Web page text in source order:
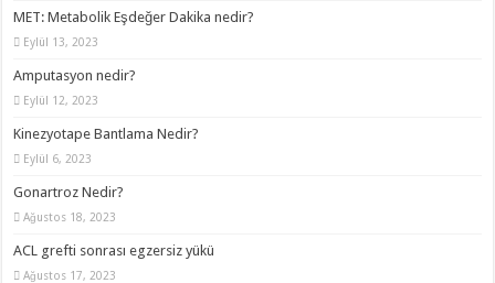
MET: Metabolik Eşdeğer Dakika nedir?
Eylül 13, 2023
Amputasyon nedir?
Eylül 12, 2023
Kinezyotape Bantlama Nedir?
Eylül 6, 2023
Gonartroz Nedir?
Ağustos 18, 2023
ACL grefti sonrası egzersiz yükü
Ağustos 17, 2023